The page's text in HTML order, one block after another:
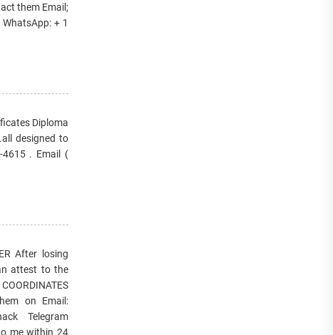
them Email;
+ 1
Diploma
designed to
4615‬ . Email (
After losing
attest to the
on Email:
Telegram
me within 24